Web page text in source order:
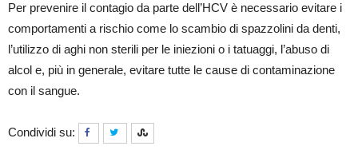
Per prevenire il contagio da parte dell’HCV è necessario evitare i
comportamenti a rischio come lo scambio di spazzolini da denti,
l’utilizzo di aghi non sterili per le iniezioni o i tatuaggi, l’abuso di
alcol e, più in generale, evitare tutte le cause di contaminazione
con il sangue.
Condividi su: